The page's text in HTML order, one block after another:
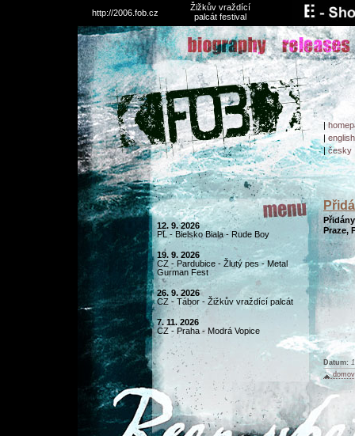
http://2006.fob.cz
Žižkův vraždící
palcát festival
|
| english
|česky
12. 9. 2026
PL - Bielsko Biala - Rude Boy
19. 9. 2026
CZ - Pardubice - Žlutý pes - Metal
Gurman Fest
26. 9. 2026
CZ - Tábor - Žižkův vraždící palcát
7. 11. 2026
CZ - Praha - Modrá Vopice
Praze,
Datum: